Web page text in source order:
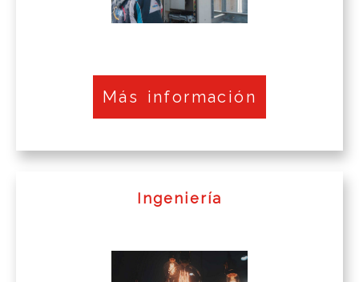
Más información
Ingeniería